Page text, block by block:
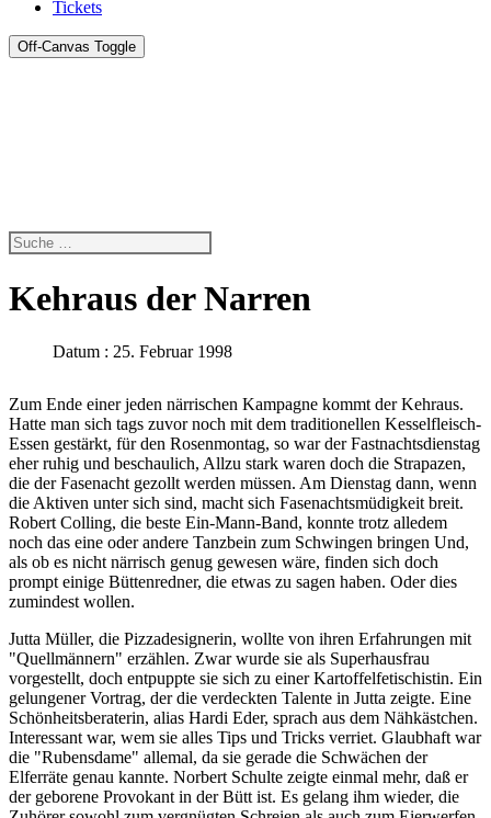
Tickets
Off-Canvas Toggle
Kehraus der Narren
Datum : 25. Februar 1998
Zum Ende einer jeden närrischen Kampagne kommt der Kehraus.
Hatte man sich tags zuvor noch mit dem traditionellen Kesselfleisch-
Essen gestärkt, für den Rosenmontag, so war der Fastnachtsdienstag
eher ruhig und beschaulich, Allzu stark waren doch die Strapazen,
die der Fasenacht gezollt werden müssen. Am Dienstag dann, wenn
die Aktiven unter sich sind, macht sich Fasenachtsmüdigkeit breit.
Robert Colling, die beste Ein-Mann-Band, konnte trotz alledem
noch das eine oder andere Tanzbein zum Schwingen bringen Und,
als ob es nicht närrisch genug gewesen wäre, finden sich doch
prompt einige Büttenredner, die etwas zu sagen haben. Oder dies
zumindest wollen.
Jutta Müller, die Pizzadesignerin, wollte von ihren Erfahrungen mit
"Quellmännern" erzählen. Zwar wurde sie als Superhausfrau
vorgestellt, doch entpuppte sie sich zu einer Kartoffelfetischistin. Ein
gelungener Vortrag, der die verdeckten Talente in Jutta zeigte. Eine
Schönheitsberaterin, alias Hardi Eder, sprach aus dem Nähkästchen.
Interessant war, wem sie alles Tips und Tricks verriet. Glaubhaft war
die "Rubensdame" allemal, da sie gerade die Schwächen der
Elferräte genau kannte. Norbert Schulte zeigte einmal mehr, daß er
der geborene Provokant in der Bütt ist. Es gelang ihm wieder, die